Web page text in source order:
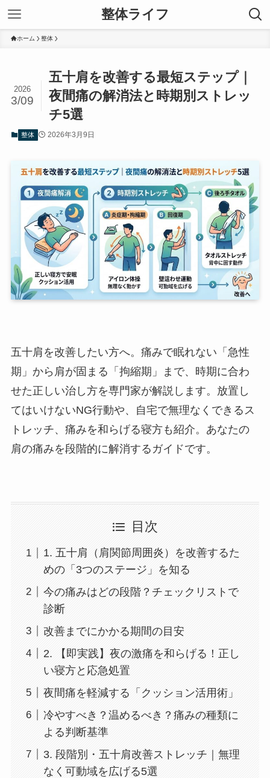
整体ライフ
ホーム 整体
五十肩を改善する最短ステップ｜
夜間痛の解消法と時期別ストレッ
チ5選
2026
3/09
整体 2026年3月9日
五十肩を改善したい方へ。痛みで眠れない「急性
期」から肩が固まる「拘縮期」まで、時期に合わ
せた正しい治し方を専門家が解説します。放置し
てはいけないNG行動や、自宅で無理なくできるス
トレッチ、痛みを和らげる寝方も紹介。あなたの
肩の痛みを段階的に解消するガイドです。
目次
1. 五十肩（肩関節周囲炎）を改善するた
めの「3つのステージ」を知る
今の痛みはどの段階？チェックリストで
診断
改善までにかかる期間の目安
2. 【即実践】夜の激痛を和らげる！正し
い寝方と応急処置
夜間痛を軽減する「クッション活用術」
冷やすべき？温めるべき？痛みの種類に
よる判断基準
3. 段階別・五十肩改善ストレッチ｜無理
なく可動域を広げる5選